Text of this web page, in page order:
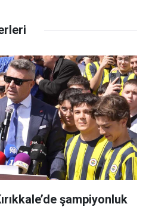
şampiyonluk